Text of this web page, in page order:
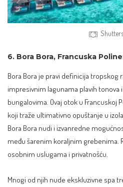
6. Bora Bora, Francuska
Bora Bora je pravi definicija tropskog
impresivnim lagunama plavih tonova
bungalovima. Ovaj otok u Francuskoj
koji traže ultimativno opuštanje u
Bora Bora nudi i izvanredne
među šarenim koraljnim grebenima.
osobnim uslugama i privatnošću.
Mnogi od njih nude ekskluzivne spa